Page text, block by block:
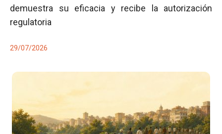
demuestra su eficacia y recibe la autorización
regulatoria
29/07/2026